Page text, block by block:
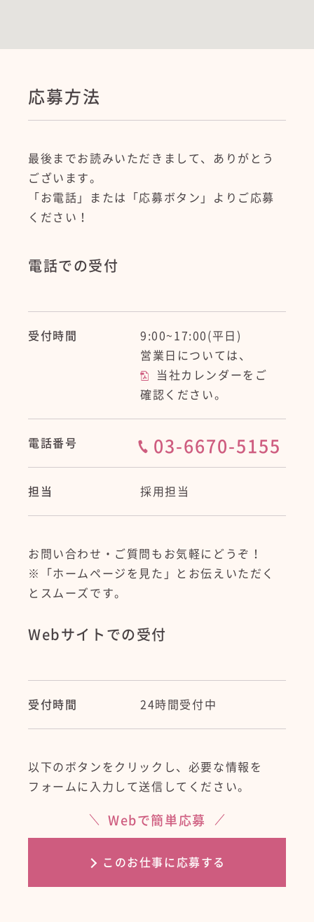
応募方法
最後までお読みいただきまして、ありがとう
ございます。
「お電話」または「応募ボタン」よりご応募
ください！
電話での受付
受付時間 9:00~1 7:00(平日)
営業日については、
当社カレンダーをご
確認ください。
電話番号 03-6670-5155
担当 採用担当
お問い合わせ・ご質問もお気軽にどうぞ！
※「ホームページを見た」とお伝えいただく
とスムーズです。
Webサイトでの受付
受付時間 24時間受付中
以下のボタンをクリックし、必要な情報を
フォームに入力して送信してください。
Webで簡単応募
このお仕事に応募する